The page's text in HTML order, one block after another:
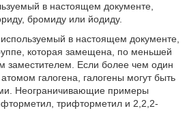
в настоящем документе,
бромиду или йодиду.
в настоящем документе,
которая замещена, по меньшей
заместителем. Если более чем один
галогена, галогены могут быть
Неограничивающие примеры
трифторметил и 2,2,2-